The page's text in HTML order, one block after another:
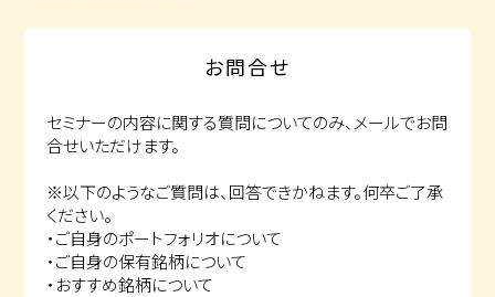
お問合せ
セミナーの内容に関する質問についてのみ、メールでお問
合せいただけます。
※以下のようなご質問は、回答できかねます。何卒ご了承
ください。
・ご自身のポートフォリオについて
・ご自身の保有銘柄について
・おすすめ銘柄について